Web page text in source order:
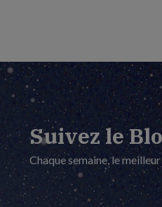
Suivez le
Chaque semaine, le